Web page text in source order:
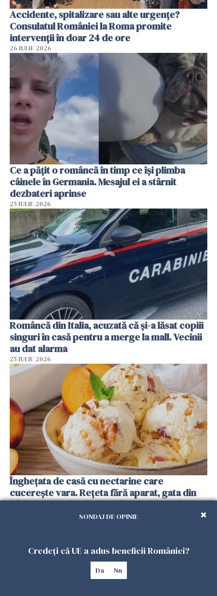
Accidente, spitalizare sau alte urgențe?
Consulatul României la Roma promite
intervenții în doar 24 de ore
26 IULIE 2026
Ce a pățit o româncă în timp ce își plimba
câinele în Germania. Mesajul ei a stârnit
dezbateri aprinse
25 IULIE 2026
Româncă din Italia, acuzată că și-a lăsat copiii
singuri în casă pentru a merge la mall. Vecinii
au dat alarma
25 IULIE 2026
Înghețata de casă cu nectarine care
cucerește vara. Rețeta fără aparat, gata din
câteva ingrediente
SONDAJ DE OPINIE
Credeți că UE a adus beneficii României?
Da Nu